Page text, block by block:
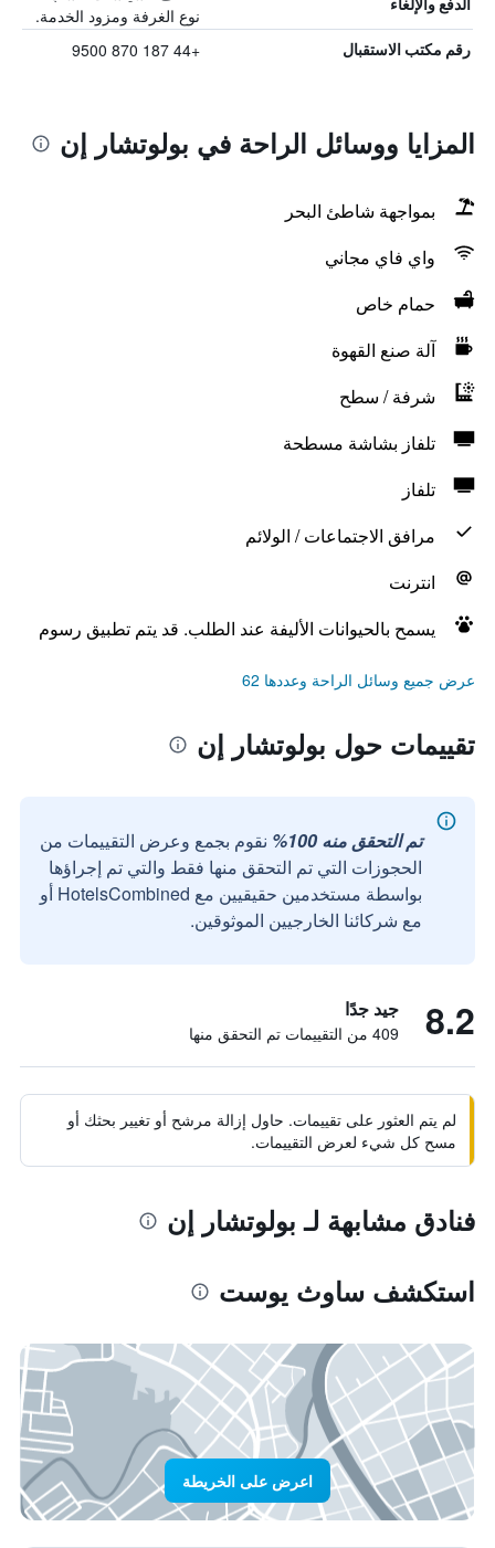
الدفع والإلغاء
نوع الغرفة ومزود الخدمة.
رقم مكتب الاستقبال +44 187 870 9500
المزايا ووسائل الراحة في بولوتشار إن
بمواجهة شاطئ البحر
واي فاي مجاني
حمام خاص
آلة صنع القهوة
شرفة / سطح
تلفاز بشاشة مسطحة
تلفاز
مرافق الاجتماعات / الولائم
انترنت
يسمح بالحيوانات الأليفة عند الطلب. قد يتم تطبيق رسوم
عرض جميع وسائل الراحة وعددها 62
تقييمات حول بولوتشار إن
تم التحقق منه 100%
نقوم بجمع وعرض التقييمات من
الحجوزات التي تم التحقق منها فقط والتي تم إجراؤها
بواسطة مستخدمين حقيقيين مع HotelsCombined أو
مع شركائنا الخارجيين الموثوقين.
8.2 جيد جدًا
409 من التقييمات تم التحقق منها
لم يتم العثور على تقييمات. حاول إزالة مرشح أو تغيير بحثك أو
مسح كل شيء لعرض التقييمات.
فنادق مشابهة لـ بولوتشار إن
استكشف ساوث يوست
اعرض على الخريطة